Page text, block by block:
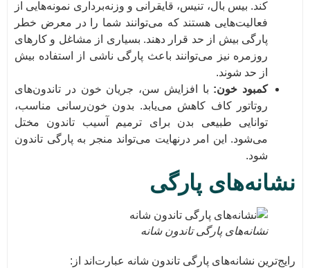
کند. بیس بال، تنیس، قایقرانی و وزنه‌برداری نمونه‌هایی از
فعالیت‌هایی هستند که می‌توانند شما را در معرض خطر
پارگی بیش از حد قرار دهند. بسیاری از مشاغل و کارهای
روزمره نیز می‌توانند باعث پارگی ناشی از استفاده بیش
از حد شوند.
کمبود خون:با افزایش سن، جریان خون در تاندون‌های
روتاتور کاف کاهش می‌یابد. بدون خون‌رسانی مناسب،
توانایی طبیعی بدن برای ترمیم آسیب تاندون مختل
می‌شود. این امر درنهایت می‌تواند منجر به پارگی تاندون
شود.
نشانه‌های پارگی
نشانه‌های پارگی تاندون شانه
رایج‌ترین نشانه‌های پارگی تاندون شانه عبارت‌اند از: